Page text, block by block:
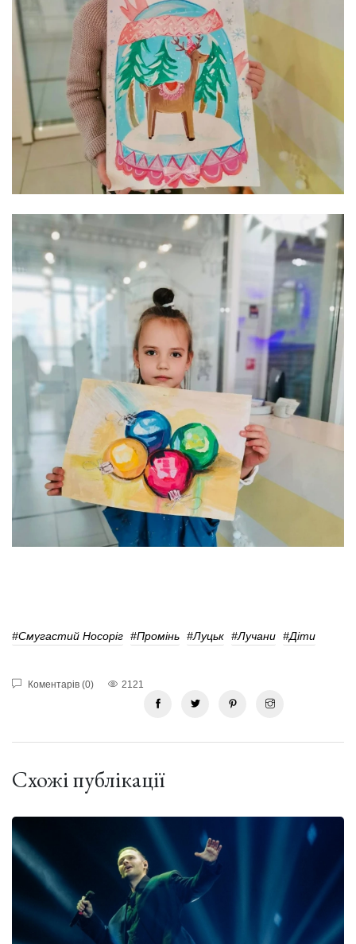
#Смугастий Носоріг #Промінь #Луцьк #лучани #діти
Коментарів (0) 2121
Схожі публікації